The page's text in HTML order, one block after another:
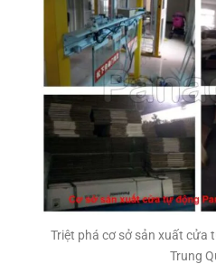
Triệt phá cơ sở sản xuất cửa
Trung